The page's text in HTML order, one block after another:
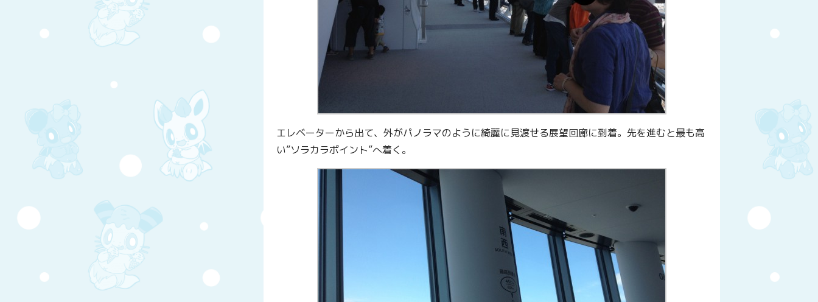
エレベーターから出て、外がパノラマのように綺麗に見渡せる展望回廊に到着。先を進むと最も高
い”ソラカラポイント”へ着く。